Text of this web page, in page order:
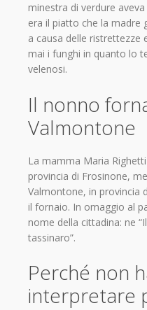
minestra di verdure
era il piatto che la madre
a causa delle ristrettezze
mai i funghi in quanto lo
velenosi.
Il nonno
Valmontone
La mamma Maria
provincia di Frosinone,
Valmontone, in provincia
il fornaio. In omaggio al
nome della cittadina: ne
tassinaro”.
Perché non
interpretare